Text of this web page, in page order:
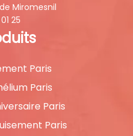
Miromesnil
25
Paris
Paris
Paris
Paris